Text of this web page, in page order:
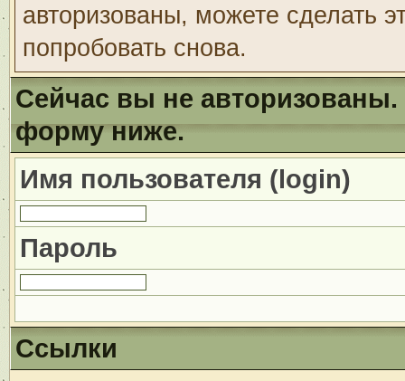
авторизованы, можете сделать
попробовать снова.
Сейчас вы не авторизованы.
форму ниже.
Имя пользователя (login)
Пароль
Ссылки